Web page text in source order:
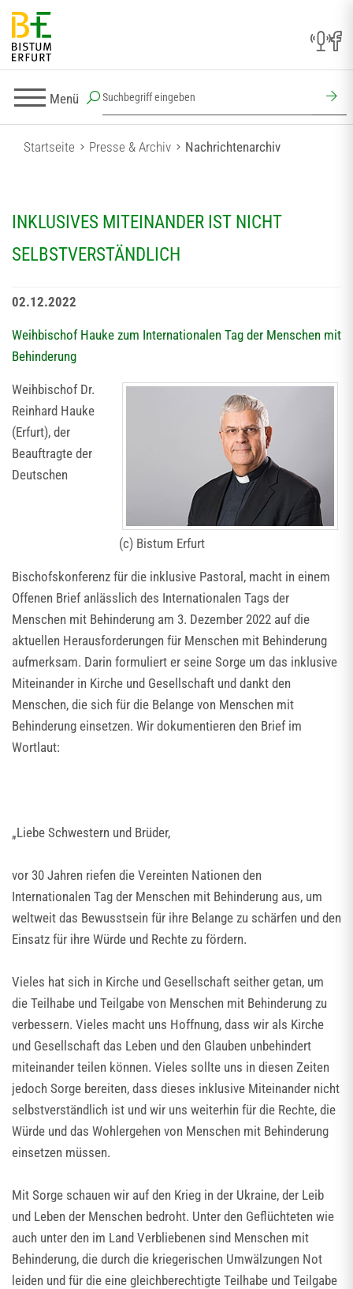
Menü
Startseite Presse & Archiv Nachrichtenarchiv
INKLUSIVES MITEINANDER IST NICHT
SELBSTVERSTÄNDLICH
02.12.2022
Weihbischof Hauke zum Internationalen Tag der Menschen mit
Behinderung
(c) Bistum Erfurt
Weihbischof Dr.
Reinhard Hauke
(Erfurt), der
Beauftragte der
Deutschen
Bischofskonferenz für die inklusive Pastoral, macht in einem
Offenen Brief anlässlich des Internationalen Tags der
Menschen mit Behinderung am 3. Dezember 2022 auf die
aktuellen Herausforderungen für Menschen mit Behinderung
aufmerksam. Darin formuliert er seine Sorge um das inklusive
Miteinander in Kirche und Gesellschaft und dankt den
Menschen, die sich für die Belange von Menschen mit
Behinderung einsetzen. Wir dokumentieren den Brief im
Wortlaut:
„Liebe Schwestern und Brüder,
vor 30 Jahren riefen die Vereinten Nationen den
Internationalen Tag der Menschen mit Behinderung aus, um
weltweit das Bewusstsein für ihre Belange zu schärfen und den
Einsatz für ihre Würde und Rechte zu fördern.
Vieles hat sich in Kirche und Gesellschaft seither getan, um
die Teilhabe und Teilgabe von Menschen mit Behinderung zu
verbessern. Vieles macht uns Hoffnung, dass wir als Kirche
und Gesellschaft das Leben und den Glauben unbehindert
miteinander teilen können. Vieles sollte uns in diesen Zeiten
jedoch Sorge bereiten, dass dieses inklusive Miteinander nicht
selbstverständlich ist und wir uns weiterhin für die Rechte, die
Würde und das Wohlergehen von Menschen mit Behinderung
einsetzen müssen.
Mit Sorge schauen wir auf den Krieg in der Ukraine, der Leib
und Leben der Menschen bedroht. Unter den Geflüchteten wie
auch unter den im Land Verbliebenen sind Menschen mit
Behinderung, die durch die kriegerischen Umwälzungen Not
leiden und für die eine gleichberechtigte Teilhabe und Teilgabe